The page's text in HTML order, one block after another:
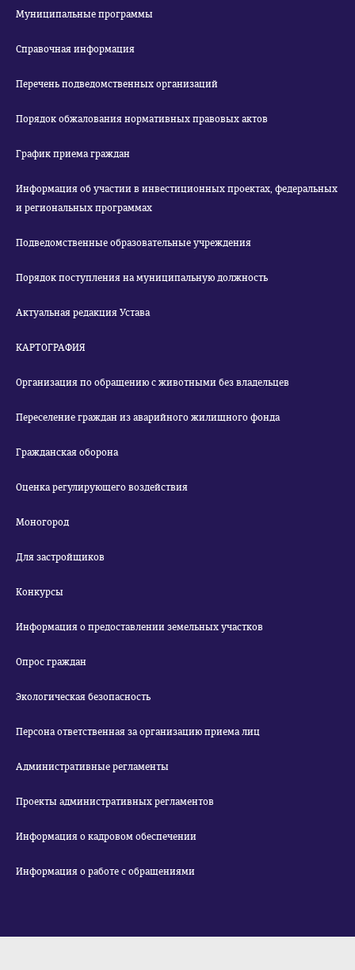
Муниципальные программы
Справочная информация
Перечень подведомственных организаций
Порядок обжалования нормативных правовых актов
График приема граждан
Информация об участии в инвестиционных проектах, федеральных
и региональных программах
Подведомственные образовательные учреждения
Порядок поступления на муниципальную должность
Актуальная редакция Устава
КАРТОГРАФИЯ
Организация по обращению с животными без владельцев
Переселение граждан из аварийного жилищного фонда
Гражданская оборона
Оценка регулирующего воздействия
Моногород
Для застройщиков
Конкурсы
Информация о предоставлении земельных участков
Опрос граждан
Экологическая безопасность
Персона ответственная за организацию приема лиц
Административные регламенты
Проекты административных регламентов
Информация о кадровом обеспечении
Информация о работе с обращениями